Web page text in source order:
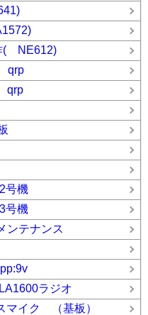
( NE612)
qrp
qrp
号機
号機
ンテナンス
ラジオ
マイク （基板）